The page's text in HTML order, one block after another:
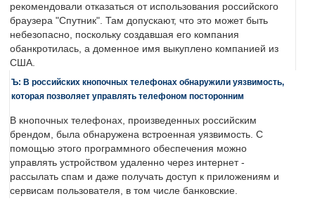
рекомендовали отказаться от использования российского
браузера "Спутник". Там допускают, что это может быть
небезопасно, поскольку создавшая его компания
обанкротилась, а доменное имя выкуплено компанией из
США.
Ъ: В российских кнопочных телефонах обнаружили уязвимость,
которая позволяет управлять телефоном посторонним
В кнопочных телефонах, произведенных российским
брендом, была обнаружена встроенная уязвимость. С
помощью этого программного обеспечения можно
управлять устройством удаленно через интернет -
рассылать спам и даже получать доступ к приложениям и
сервисам пользователя, в том числе банковские.